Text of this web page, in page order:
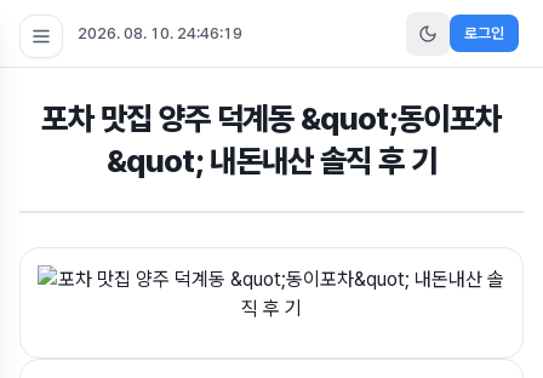
2026. 08. 10. 24:46:19 로그인
포차 맛집 양주 덕계동 &quot;동이포차
&quot; 내돈내산 솔직 후 기